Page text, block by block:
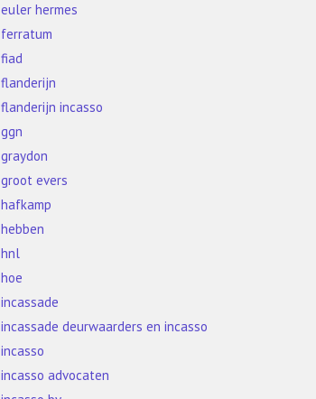
euler hermes
ferratum
fiad
flanderijn
flanderijn incasso
ggn
graydon
groot evers
hafkamp
hebben
hnl
hoe
incassade
incassade deurwaarders en incasso
incasso
incasso advocaten